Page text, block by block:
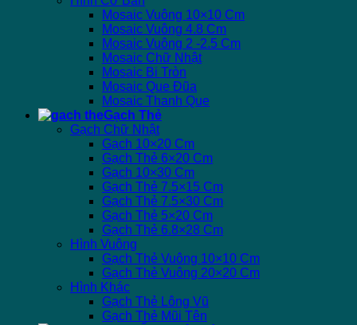
Mosaic Vuông 10×10 Cm
Mosaic Vuông 4.8 Cm
Mosaic Vuông 2 -2.5 Cm
Mosaic Chữ Nhật
Mosaic Bi Tròn
Mosaic Que Đũa
Mosaic Thanh Que
Gạch Thẻ
Gạch Chữ Nhật
Gạch 10×20 Cm
Gạch Thẻ 6×20 Cm
Gạch 10×30 Cm
Gạch Thẻ 7.5×15 Cm
Gạch Thẻ 7.5×30 Cm
Gạch Thẻ 5×20 Cm
Gạch Thẻ 6.8×28 Cm
Hình Vuông
Gạch Thẻ Vuông 10×10 Cm
Gạch Thẻ Vuông 20×20 Cm
Hình Khác
Gạch Thẻ Lông Vũ
Gạch Thẻ Mũi Tên